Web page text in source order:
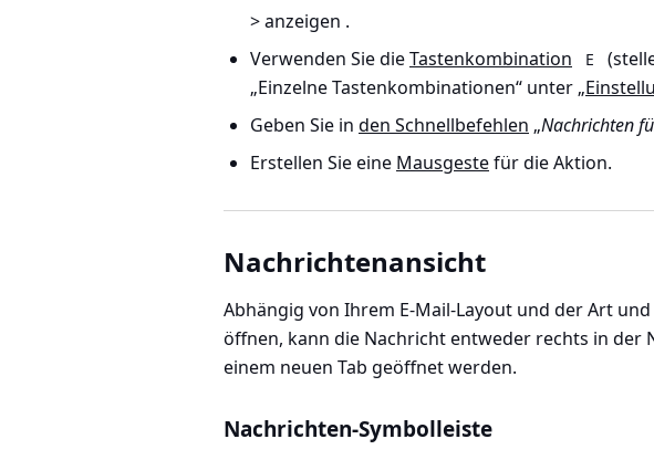
> anzeigen .
Verwenden Sie dieTastenkombination E
„Einzelne Tastenkombinationen“ unter
Geben Sie in den Schnellbefehlen „Nachrichten
Erstellen Sie eine Mausgestefür die Aktion.
Nachrichtenansicht
Abhängig von Ihrem E-Mail-Layout und der Art
öffnen, kann die Nachricht entweder rechts in der
einem neuen Tab geöffnet werden.
Nachrichten-Symbolleiste